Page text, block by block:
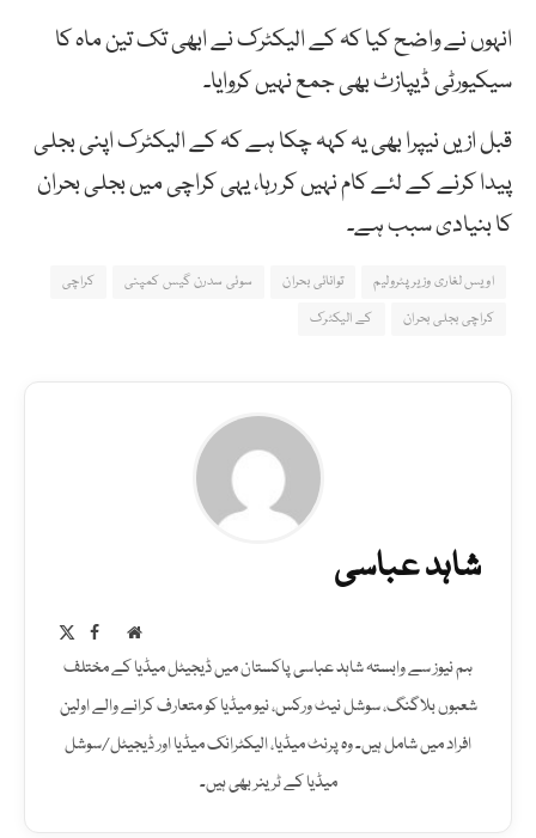
انہوں نے واضح کیا کہ کے الیکٹرک نے ابھی تک تین ماہ کا
سیکیورٹی ڈیپازٹ بھی جمع نہیں کروایا۔
قبل ازیں نیپرا بھی یہ کہہ چکا ہے کہ کے الیکٹرک اپنی بجلی
پیدا کرنے کے لئے کام نہیں کر رہا، یہی کراچی میں بجلی بحران
کا بنیادی سبب ہے۔
اویس لغاری وزیرپٹرولیم توانائی بحران سوئی سدرن گیس کمپنی
کراچی
کراچی بجلی بحران
کے الیکٹرک
شاہد عباسی
Website
Facebook
ہم نیوز سے وابستہ شاہد عباسی پاکستان میں ڈیجیٹل میڈیا کے مختلف
شعبوں بلاگنگ، سوشل نیٹ ورکس، نیو میڈیا کو متعارف کرانے والے اولین
افراد میں شامل ہیں۔ وہ پرنٹ میڈیا، الیکٹرانک میڈیا اور ڈیجیٹل/سوشل
میڈیا کے ٹرینر بھی ہیں۔